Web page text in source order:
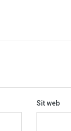
Sit web